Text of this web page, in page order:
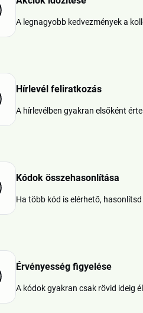
A legnagyobb kedvezmények a
Hírlevél feliratkozás
A hírlevélben gyakran elsőként
Kódok összehasonlítása
Ha több kód is elérhető,
Érvényesség figyelése
A kódok gyakran csak rövid ideig